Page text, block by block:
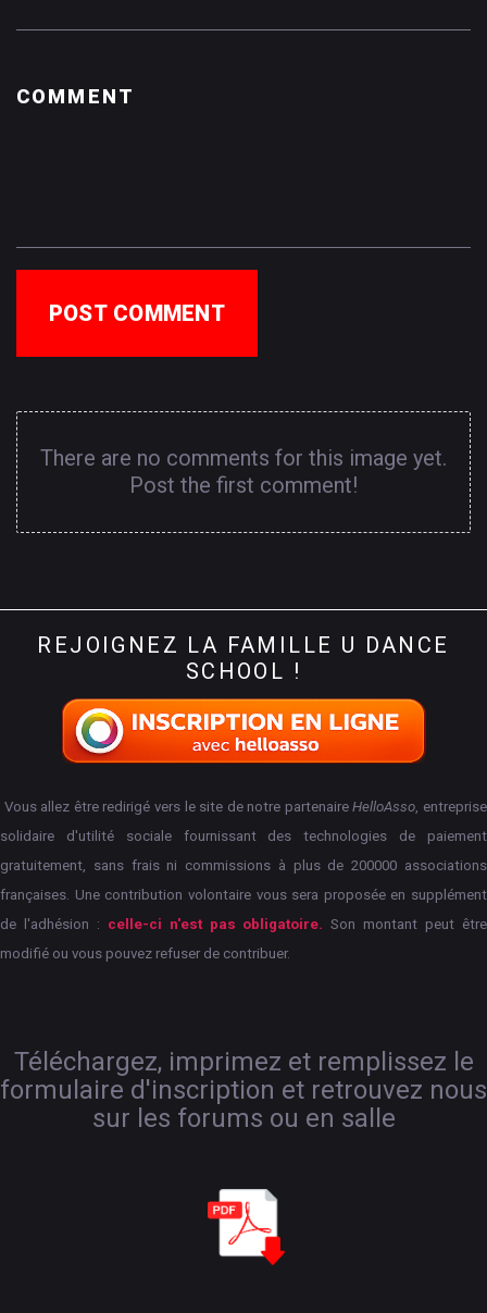
POST COMMENT
There are no comments for this image yet.
Post the first comment!
REJOIGNEZ LA FAMILLE U DANCE
SCHOOL !
Vous allez être redirigé vers le site de notre partenaireHelloAsso, entreprise
solidaire d'utilité sociale fournissant des technologies de paiement
gratuitement, sans frais ni commissions à plus de 200000 associations
françaises. Une contribution volontaire vous sera proposée en supplément
de l'adhésion : celle-ci n'est pas obligatoire.Son montant peut être
modifié ou vous pouvez refuser de contribuer.
Téléchargez, imprimez et remplissez le
formulaire d'inscription et retrouvez nous
sur les forums ou en salle